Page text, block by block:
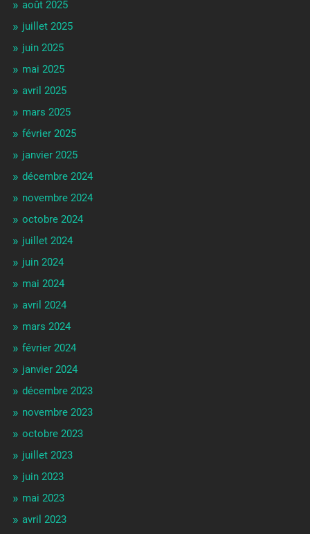
août 2025
juillet 2025
juin 2025
mai 2025
avril 2025
mars 2025
février 2025
janvier 2025
décembre 2024
novembre 2024
octobre 2024
juillet 2024
juin 2024
mai 2024
avril 2024
mars 2024
février 2024
janvier 2024
décembre 2023
novembre 2023
octobre 2023
juillet 2023
juin 2023
mai 2023
avril 2023